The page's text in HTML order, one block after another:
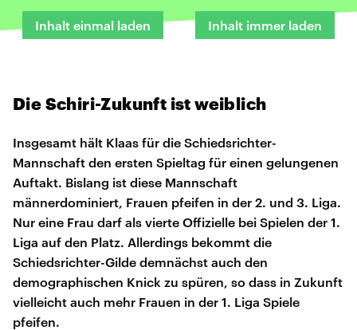
Inhalt einmal laden Inhalt immer laden
Die Schiri-Zukunft ist weiblich
Insgesamt hält Klaas für die Schiedsrichter-
Mannschaft den ersten Spieltag für einen gelungenen
Auftakt. Bislang ist diese Mannschaft
männerdominiert, Frauen pfeifen in der 2. und 3. Liga.
Nur eine Frau darf als vierte Offizielle bei Spielen der 1.
Liga auf den Platz. Allerdings bekommt die
Schiedsrichter-Gilde demnächst auch den
demographischen Knick zu spüren, so dass in Zukunft
vielleicht auch mehr Frauen in der 1. Liga Spiele
pfeifen.